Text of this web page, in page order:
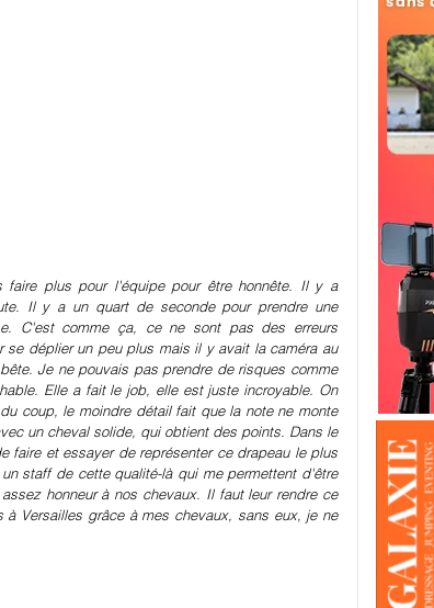
plus pour l'équipe pour être honnête. Il y a
Il y a un quart de seconde pour prendre une
C'est comme ça, ce ne sont pas des erreurs
déplier un peu plus mais il y avait la caméra au
Je ne pouvais pas prendre de risques comme
Elle a fait le job, elle est juste incroyable. On
coup, le moindre détail fait que la note ne monte
un cheval solide, qui obtient des points. Dans le
faire et essayer de représenter ce drapeau le plus
staff de cette qualité-là qui me permettent d'être
honneur à nos chevaux. Il faut leur rendre ce
Versailles grâce à mes chevaux, sans eux, je ne